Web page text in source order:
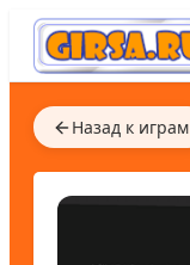
Назад к играм